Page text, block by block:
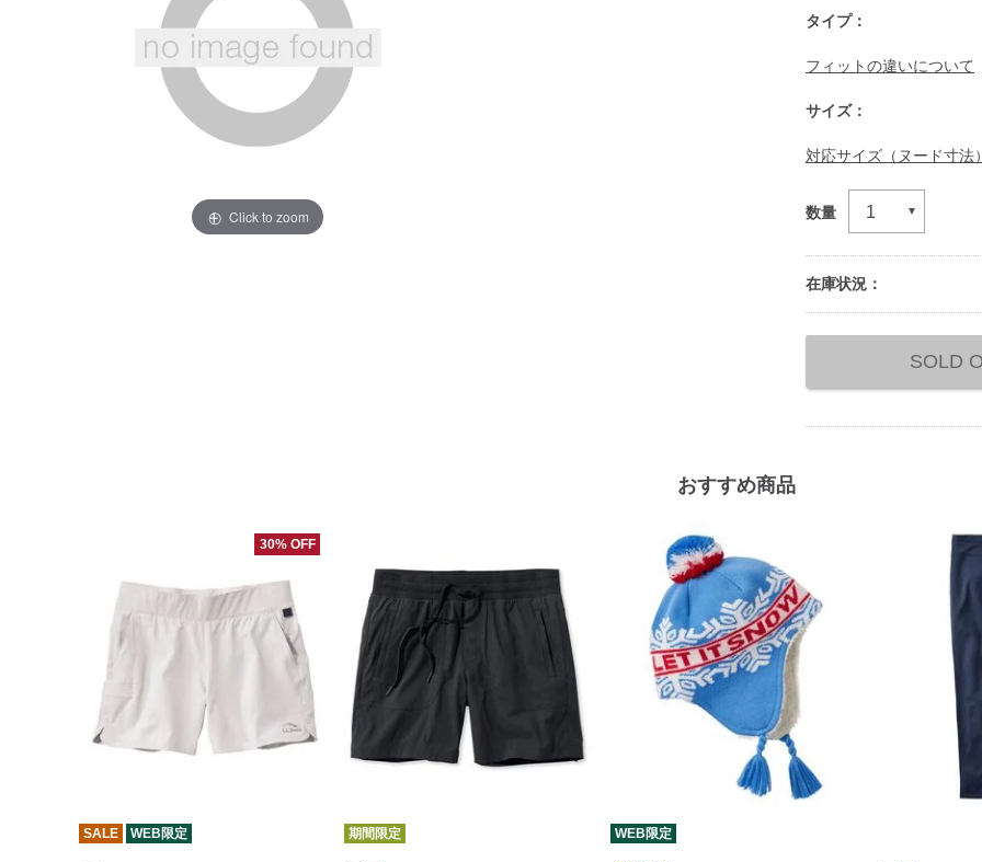
Click to zoom
タイプ：
フィットの違いについて
サイズ：
対応サイズ（ヌード寸法
数量
在庫状況：
options
SOLD
おすすめ商品
30% OFF
SALE WEB限定 期間限定 WEB限定